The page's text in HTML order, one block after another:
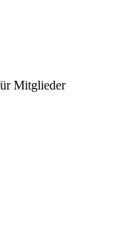
Mitglieder